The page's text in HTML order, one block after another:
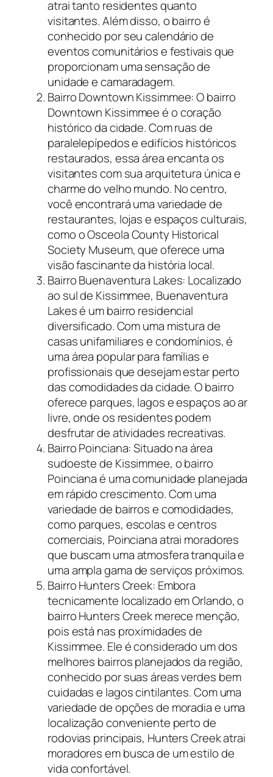
atrai tanto residentes quanto
visitantes. Além disso, o bairro é
conhecido por seu calendário de
eventos comunitários e festivais que
proporcionam uma sensação de
unidade e camaradagem.
Bairro Downtown Kissimmee: O bairro
Downtown Kissimmee é o coração
histórico da cidade. Com ruas de
paralelepípedos e edifícios históricos
restaurados, essa área encanta os
visitantes com sua arquitetura única e
charme do velho mundo. No centro,
você encontrará uma variedade de
restaurantes, lojas e espaços culturais,
como o Osceola County Historical
Society Museum, que oferece uma
visão fascinante da história local.
Bairro Buenaventura Lakes: Localizado
ao sul de Kissimmee, Buenaventura
Lakes é um bairro residencial
diversificado. Com uma mistura de
casas unifamiliares e condomínios, é
uma área popular para famílias e
profissionais que desejam estar perto
das comodidades da cidade. O bairro
oferece parques, lagos e espaços ao ar
livre, onde os residentes podem
desfrutar de atividades recreativas.
Bairro Poinciana: Situado na área
sudoeste de Kissimmee, o bairro
Poinciana é uma comunidade planejada
em rápido crescimento. Com uma
variedade de bairros e comodidades,
como parques, escolas e centros
comerciais, Poinciana atrai moradores
que buscam uma atmosfera tranquila e
uma ampla gama de serviços próximos.
Bairro Hunters Creek: Embora
tecnicamente localizado em Orlando, o
bairro Hunters Creek merece menção,
pois está nas proximidades de
Kissimmee. Ele é considerado um dos
melhores bairros planejados da região,
conhecido por suas áreas verdes bem
cuidadas e lagos cintilantes. Com uma
variedade de opções de moradia e uma
localização conveniente perto de
rodovias principais, Hunters Creek atrai
moradores em busca de um estilo de
vida confortável.